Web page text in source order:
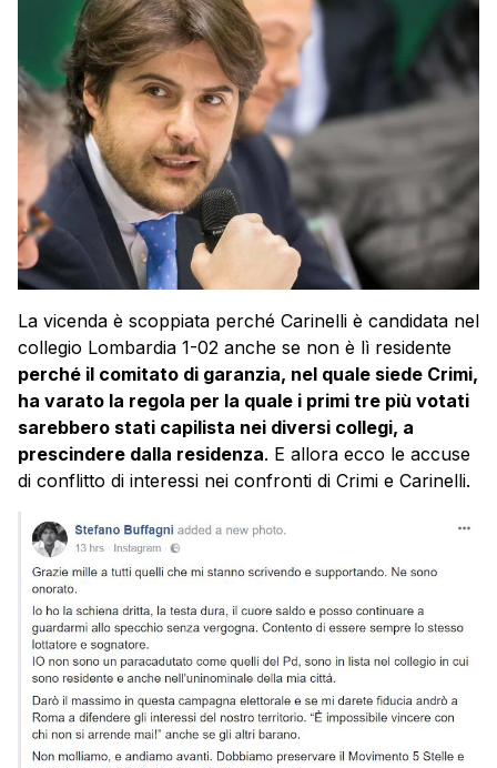
La vicenda è scoppiata perché Carinelli è candidata nel
collegio Lombardia 1-02 anche se non è lì residente
perché il comitato di garanzia, nel quale siede Crimi,
ha varato la regola per la quale i primi tre più votati
sarebbero stati capilista nei diversi collegi, a
prescindere dalla residenza. E allora ecco le accuse
di conflitto di interessi nei confronti di Crimi e Carinelli.